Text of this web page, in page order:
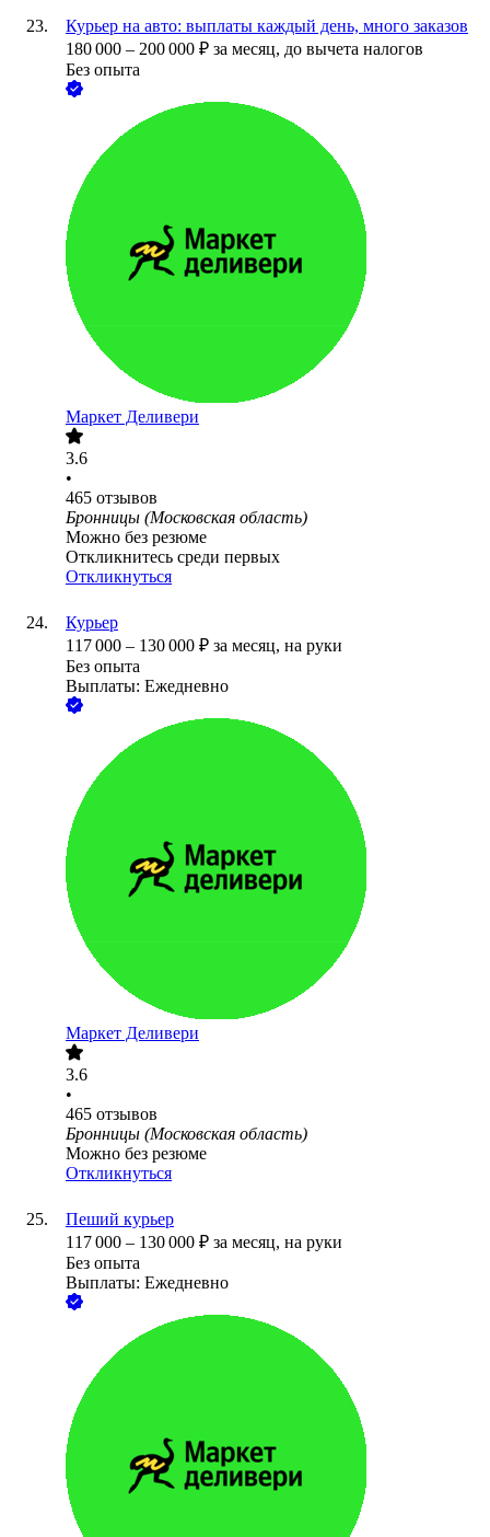
Курьер на авто: выплаты каждый день, много заказов
180 000 – 200 000 ₽ за месяц, до вычета налогов
Без опыта
Маркет Деливери
3.6
•
465 отзывов
Бронницы (Московская область)
Можно без резюме
Откликнитесь среди первых
Откликнуться
Курьер
117 000 – 130 000 ₽ за месяц, на руки
Без опыта
Выплаты: Ежедневно
Маркет Деливери
3.6
•
465 отзывов
Бронницы (Московская область)
Можно без резюме
Откликнуться
Пеший курьер
117 000 – 130 000 ₽ за месяц, на руки
Без опыта
Выплаты: Ежедневно